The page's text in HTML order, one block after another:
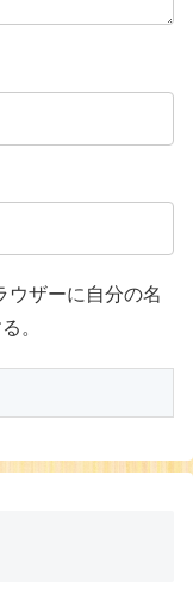
ウザーに自分の名
。